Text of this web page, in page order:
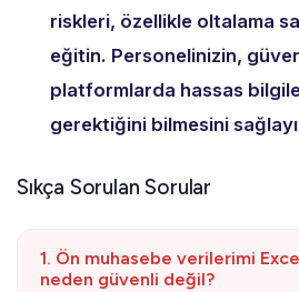
riskleri, özellikle oltalama
eğitin. Personelinizin,
platformlarda hassas
gerektiğini bilmesini
Sıkça Sorulan Sorular
1. Ön muhasebe verilerimi
neden güvenli değil?